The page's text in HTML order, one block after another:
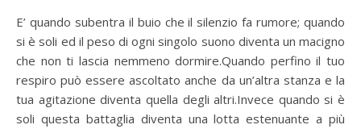
E’ quando subentra il buio che il silenzio fa rumore; quando
si è soli ed il peso di ogni singolo suono diventa un macigno
che non ti lascia nemmeno dormire.Quando perfino il tuo
respiro può essere ascoltato anche da un’altra stanza e la
tua agitazione diventa quella degli altri.Invece quando si è
soli questa battaglia diventa una lotta estenuante a più